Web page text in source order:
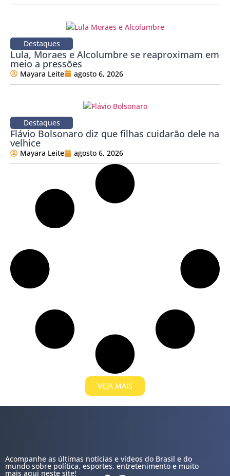
Destaques
Lula, Moraes e Alcolumbre se reaproximam em
meio a pressões
Mayara Leite agosto 6, 2026
Destaques
Flávio Bolsonaro diz que filhas cuidarão dele na
velhice
Mayara Leite agosto 6, 2026
VEJA MAIS
Acompanhe as últimas notícias e vídeos do Brasil e do
mundo sobre política, esportes, entretenimento e muito
mais aqui neste site!